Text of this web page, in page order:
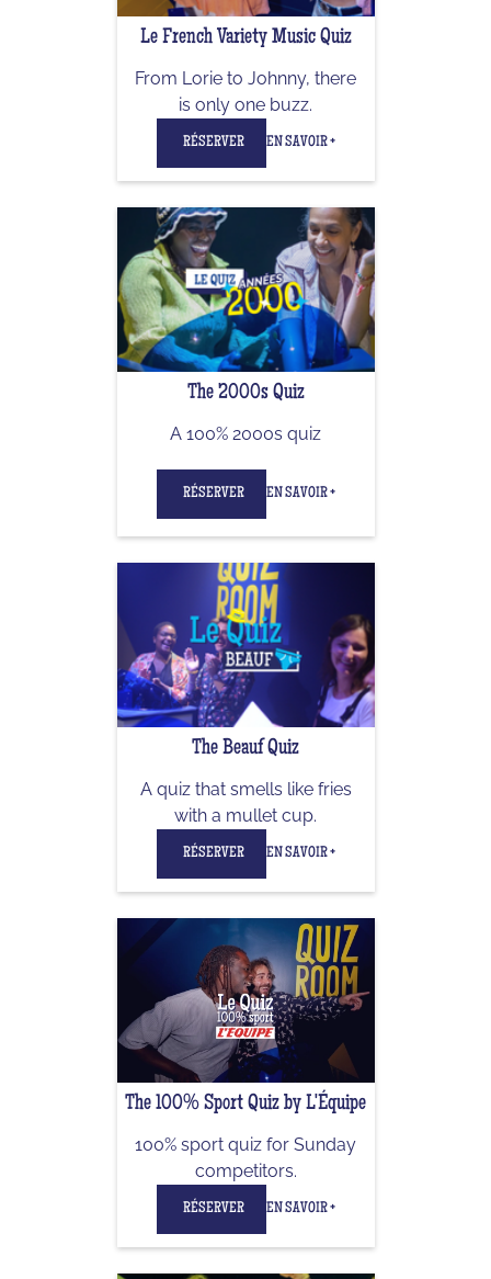
Le French Variety Music Quiz
From Lorie to Johnny, there
is only one buzz.
RÉSERVER EN SAVOIR +
The 2000s Quiz
A 100% 2000s quiz
RÉSERVER EN SAVOIR +
The Beauf Quiz
A quiz that smells like fries
with a mullet cup.
RÉSERVER EN SAVOIR +
The 100% Sport Quiz by L'Équipe
100% sport quiz for Sunday
competitors.
RÉSERVER EN SAVOIR +